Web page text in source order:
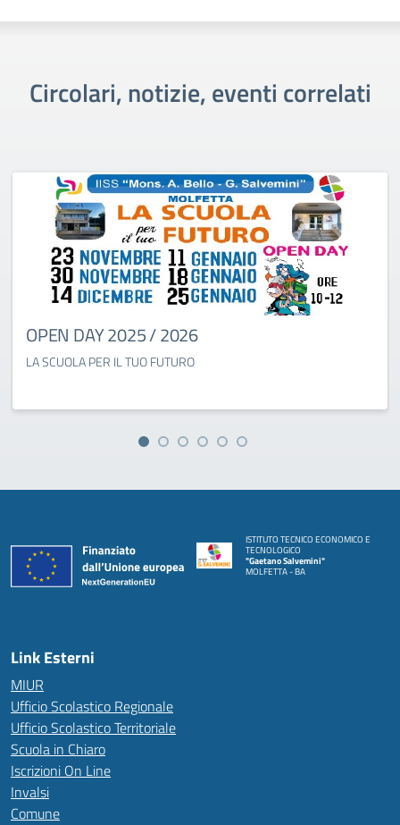
Circolari, notizie, eventi correlati
OPEN DAY 2025 / 2026
LA SCUOLA PER IL TUO FUTURO
ISTITUTO TECNICO ECONOMICO E
TECNOLOGICO
"Gaetano Salvemini"
MOLFETTA - BA
Link Esterni
MIUR
Ufficio Scolastico Regionale
Ufficio Scolastico Territoriale
Scuola in Chiaro
Iscrizioni On Line
Invalsi
Comune